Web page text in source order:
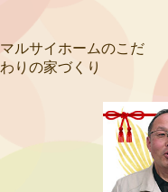
マルサイホームのこだ
わりの家づくり